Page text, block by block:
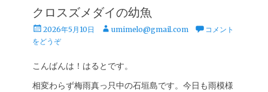
クロスズメダイの幼魚
投
稿
2026年5月10日
投 umimelo@gmail.com
コメント
をどうぞ
こんばんは！はるとです。
相変わらず梅雨真っ只中の石垣島です。今日も雨模様